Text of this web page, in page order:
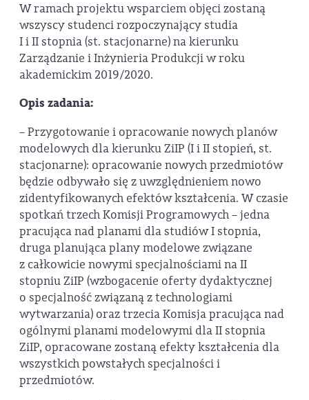
W ramach projektu wsparciem objęci zostaną
wszyscy studenci rozpoczynający studia
I i II stopnia (st. stacjonarne) na kierunku
Zarządzanie i Inżynieria Produkcji w roku
akademickim 2019/2020.
Opis zadania:
– Przygotowanie i opracowanie nowych planów
modelowych dla kierunku ZiIP (I i II stopień, st.
stacjonarne): opracowanie nowych przedmiotów
będzie odbywało się z uwzględnieniem nowo
zidentyfikowanych efektów kształcenia. W czasie
spotkań trzech Komisji Programowych – jedna
pracująca nad planami dla studiów I stopnia,
druga planująca plany modelowe związane
z całkowicie nowymi specjalnościami na II
stopniu ZiIP (wzbogacenie oferty dydaktycznej
o specjalność związaną z technologiami
wytwarzania) oraz trzecia Komisja pracująca nad
ogólnymi planami modelowymi dla II stopnia
ZiIP, opracowane zostaną efekty kształcenia dla
wszystkich powstałych specjalności i
przedmiotów.